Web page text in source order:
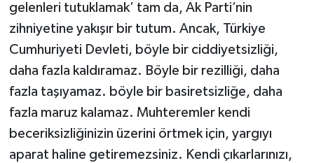
gelenleri tutuklamak’ tam da, Ak Parti’nin
zihniyetine yakışır bir tutum. Ancak, Türkiye
Cumhuriyeti Devleti, böyle bir ciddiyetsizliği,
daha fazla kaldıramaz. Böyle bir rezilliği, daha
fazla taşıyamaz. böyle bir basiretsizliğe, daha
fazla maruz kalamaz. Muhteremler kendi
beceriksizliğinizin üzerini örtmek için, yargıyı
aparat haline getiremezsiniz. Kendi çıkarlarınızı,